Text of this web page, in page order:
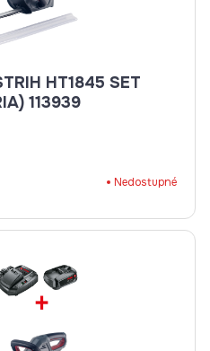
HT1845 SET
113939
Nedostupné